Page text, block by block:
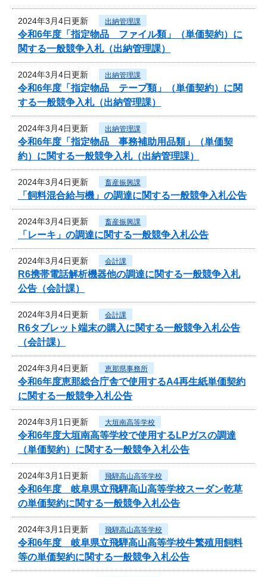
2024年3月4日更新 出納管理課
令和6年度「指定物品 ファイル類」（単価契約）に
関する一般競争入札（出納管理課）
2024年3月4日更新 出納管理課
令和6年度「指定物品 テープ類」（単価契約）に関
する一般競争入札（出納管理課）
2024年3月4日更新 出納管理課
令和6年度「指定物品 事務補助用品類」（単価契
約）に関する一般競争入札（出納管理課）
2024年3月4日更新 畜産振興課
「飼料混合給与機」の調達に関する一般競争入札公告
2024年3月4日更新 畜産振興課
「レーキ」の調達に関する一般競争入札公告
2024年3月4日更新 会計課
R6携帯電話解析機器他の調達に関する一般競争入札
公告（会計課）
2024年3月4日更新 会計課
R6タブレット端末の購入に関する一般競争入札公告
（会計課）
2024年3月4日更新 恵那県事務所
令和6年度恵那総合庁舎で使用するA4再生紙単価契約
に関する一般競争入札公告
2024年3月1日更新 大垣南高等学校
令和6年度大垣南高等学校で使用するLPガスの調達
（単価契約）に関する一般競争入札公告
2024年3月1日更新 飛騨高山高等学校
令和6年度 岐阜県立飛騨高山高等学校スーダン乾草
の単価契約に関する一般競争入札公告
2024年3月1日更新 飛騨高山高等学校
令和6年度 岐阜県立飛騨高山高等学校牛繁殖用飼料
等の単価契約に関する一般競争入札公告